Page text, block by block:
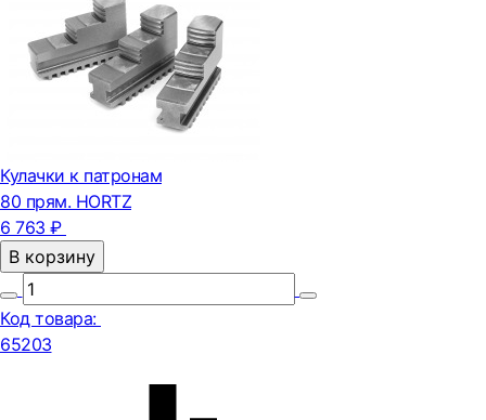
Кулачки к патронам
80 прям. HORTZ
6 763 ₽
В корзину
Код товара:
65203